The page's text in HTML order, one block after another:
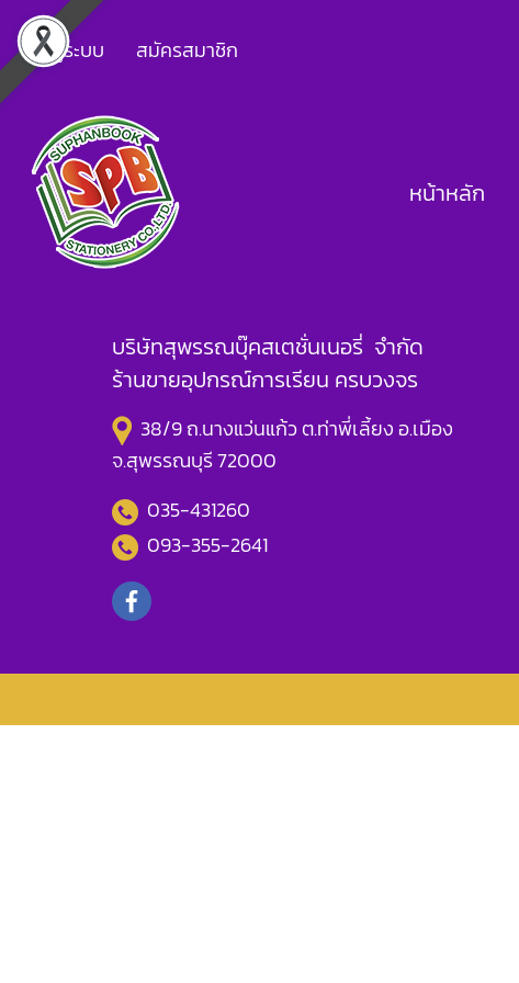
เข้าสู่ระบบ สมัครสมาชิก
หน้าหลัก
บริษัทสุพรรณบุ๊คสเตชั่นเนอรี่ จำกัด
ร้านขายอุปกรณ์การเรียน ครบวงจร
38/9 ถ.นางแว่นแก้ว ต.ท่าพี่เลี้ยง อ.เมือง
จ.สุพรรณบุรี 72000
035-431260
093-355-2641